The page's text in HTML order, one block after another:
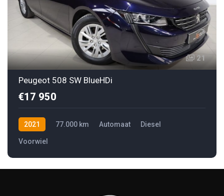
21
Peugeot 508 SW BlueHDi
€17 950
2021 77.000 km Automaat Diesel
Voorwiel